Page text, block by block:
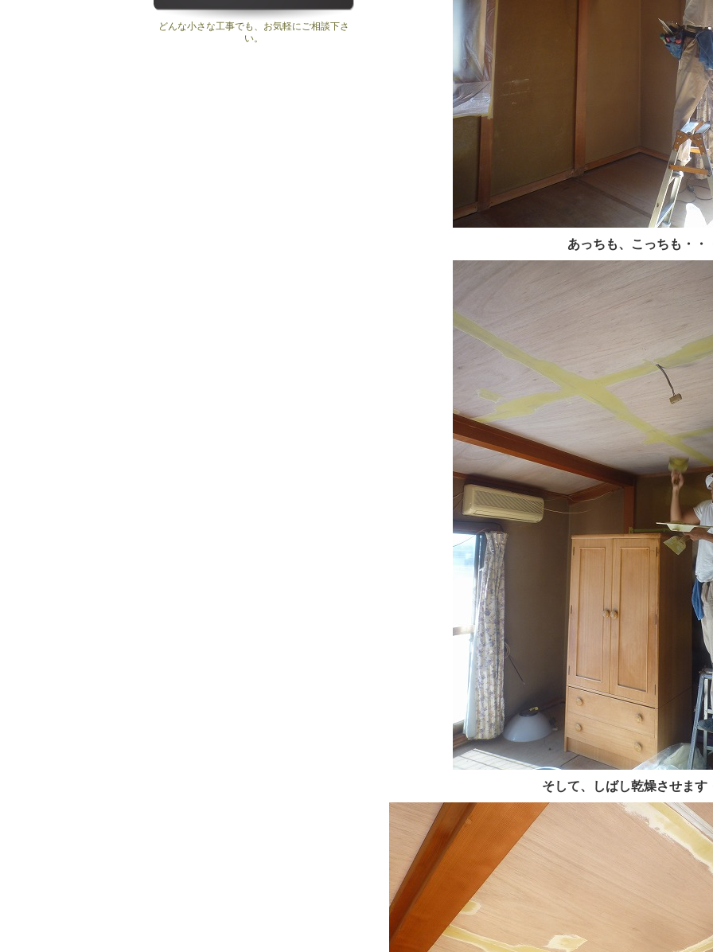
あっちも、こっちも・・
そして、しばし乾燥させます
どんな小さな工事でも、お気軽にご相談下さ
い。